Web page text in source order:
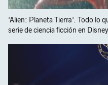
'Alien: Planeta Tierra'. Todo lo
serie de ciencia ficción en